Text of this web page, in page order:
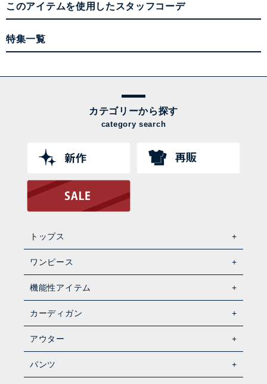
このアイテムを使用したスタッフコーデ
特集一覧
カテゴリーから探す
category search
トップス
ワンピース
機能性アイテム
カーディガン
アウター
パンツ